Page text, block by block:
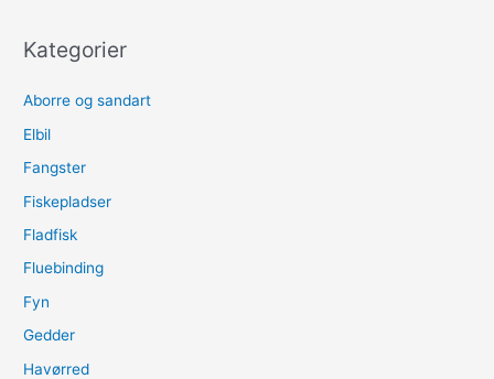
Kategorier
Aborre og sandart
Elbil
Fangster
Fiskepladser
Fladfisk
Fluebinding
Fyn
Gedder
Havørred